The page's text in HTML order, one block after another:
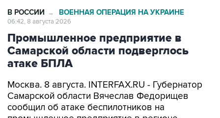
Промышленное предприятие в
Самарской области подверглось
атаке БПЛА
Москва. 8 августа. INTERFAX.RU - Губернатор
сообщил об атаке беспилотников на
промышленное предприятие в регионе.